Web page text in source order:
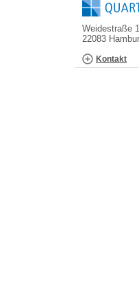
Weidestraße
22083
Kontakt